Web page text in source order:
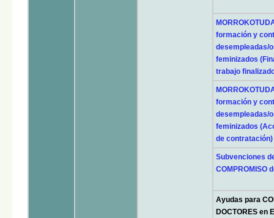
formación y
desempleadas/
feminizados
trabajo
formación y
desempleadas/
feminizados
de contratación)
Subvenciones
COMPROMISO
Ayudas para
DOCTORES en